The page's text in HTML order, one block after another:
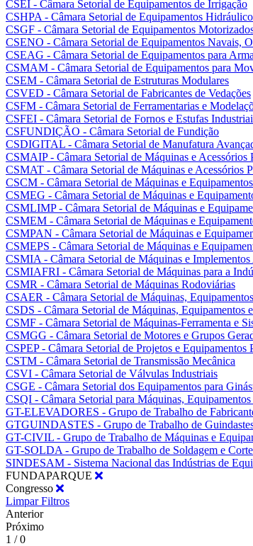
CSEI - Câmara Setorial de Equipamentos de Irrigação
CSHPA - Câmara Setorial de Equipamentos
CSGF - Câmara Setorial de Equipamentos
CSENO - Câmara Setorial de Equipamentos Navais,
CSEAG - Câmara Setorial de Equipamentos para
CSMAM - Câmara Setorial de Equipamentos para
CSEM - Câmara Setorial de Estruturas Modulares
CSVED - Câmara Setorial de Fabricantes de Vedações
CSFM - Câmara Setorial de Ferramentarias e
CSFEI - Câmara Setorial de Fornos e Estufas
CSFUNDIÇÃO - Câmara Setorial de Fundição
CSDIGITAL - Câmara Setorial de Manufatura
CSMAIP - Câmara Setorial de Máquinas e Acessórios
CSMAT - Câmara Setorial de Máquinas e Acessórios
CSCM - Câmara Setorial de Máquinas e
CSMEG - Câmara Setorial de Máquinas e
CSMLIMP - Câmara Setorial de Máquinas e
CSMEM - Câmara Setorial de Máquinas e
CSMPAN - Câmara Setorial de Máquinas e
CSMEPS - Câmara Setorial de Máquinas e
CSMIA - Câmara Setorial de Máquinas e
CSMIAFRI - Câmara Setorial de Máquinas para a
CSMR - Câmara Setorial de Máquinas Rodoviárias
CSAER - Câmara Setorial de Máquinas,
CSDS - Câmara Setorial de Máquinas, Equipamentos
CSMF - Câmara Setorial de Máquinas-Ferramenta e
CSMGG - Câmara Setorial de Motores e Grupos
CSPEP - Câmara Setorial de Projetos e Equipamentos
CSTM - Câmara Setorial de Transmissão Mecânica
CSVI - Câmara Setorial de Válvulas Industriais
CSGE - Câmara Setorial dos Equipamentos para
CSQI - Câmara Setorial para Máquinas,
GT-ELEVADORES - Grupo de Trabalho de
GTGUINDASTES - Grupo de Trabalho de
GT-CIVIL - Grupo de Trabalho de Máquinas e
GT-SOLDA - Grupo de Trabalho de Soldagem e Corte
SINDESAM - Sistema Nacional das Indústrias de
FUNDAPARQUE
Congresso
Limpar Filtros
Anterior
Próximo
1 / 0